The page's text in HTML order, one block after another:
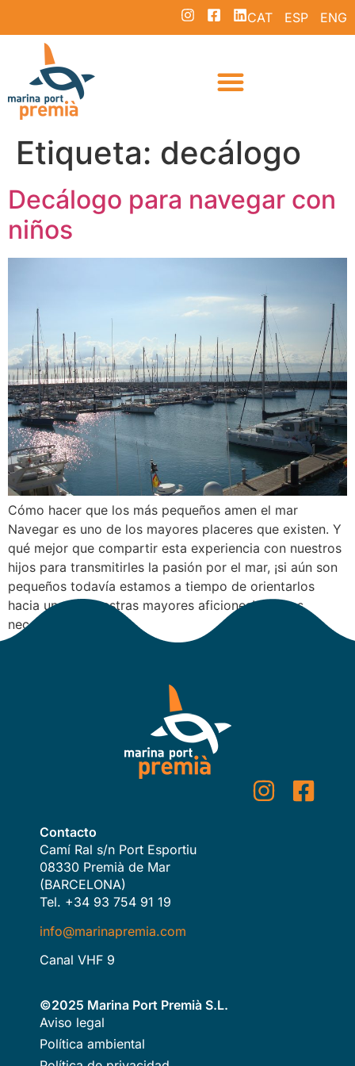
CAT ESP ENG
Etiqueta: decálogo
Decálogo para navegar con
niños
Cómo hacer que los más pequeños amen el mar
Navegar es uno de los mayores placeres que existen. Y
qué mejor que compartir esta experiencia con nuestros
hijos para transmitirles la pasión por el mar, ¡si aún son
pequeños todavía estamos a tiempo de orientarlos
hacia una de nuestras mayores aficiones! Solo es
necesario seguir […]
Contacto
Camí Ral s/n Port Esportiu
08330 Premià de Mar
(BARCELONA)
Tel. +34 93 754 91 19
info@marinapremia.com
Canal VHF 9
©2025 Marina Port Premià S.L.
Aviso legal
Política ambiental